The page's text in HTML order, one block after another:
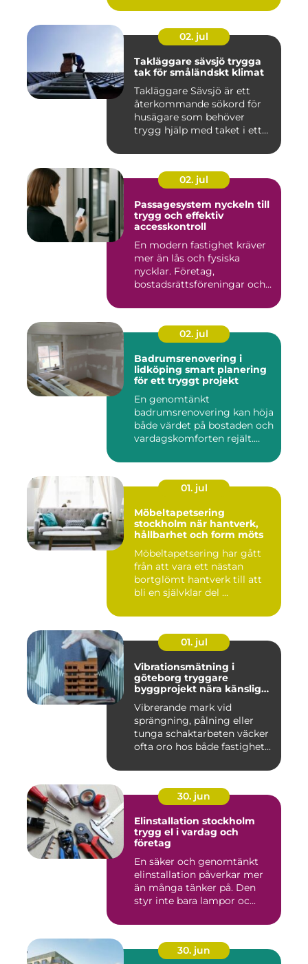
02. jul
Takläggare sävsjö trygga
tak för småländskt klimat
Takläggare Sävsjö är ett
återkommande sökord för
husägare som behöver
trygg hjälp med taket i ett
02. jul
Passagesystem nyckeln till
trygg och effektiv
accesskontroll
En modern fastighet kräver
mer än lås och fysiska
nycklar. Företag,
bostadsrättsföreningar och
02. jul
Badrumsrenovering i
lidköping smart planering
för ett tryggt projekt
En genomtänkt
badrumsrenovering kan höja
både värdet på bostaden och
vardagskomforten rejält.
01. jul
Möbeltapetsering
stockholm när hantverk,
hållbarhet och form möts
Möbeltapetsering har gått
från att vara ett nästan
bortglömt hantverk till att
bli en självklar del ...
01. jul
Vibrationsmätning i
göteborg tryggare
byggprojekt nära känsliga
Vibrerande mark vid
sprängning, pålning eller
tunga schaktarbeten väcker
ofta oro hos både fastighet...
30. jun
Elinstallation stockholm
trygg el i vardag och
företag
En säker och genomtänkt
elinstallation påverkar mer
än många tänker på. Den
styr inte bara lampor oc...
30. jun